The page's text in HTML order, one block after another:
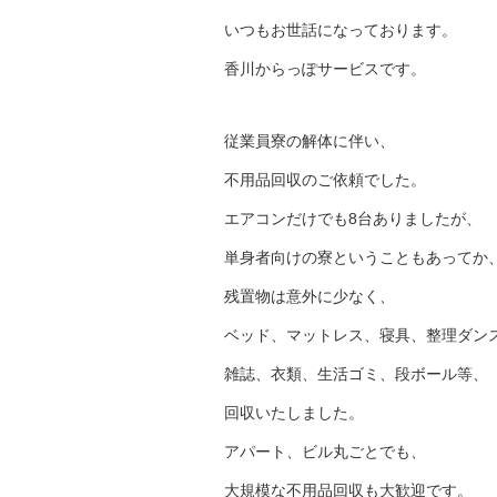
いつもお世話になっております。
香川からっぽサービスです。
従業員寮の解体に伴い、
不用品回収のご依頼でした。
エアコンだけでも8台ありましたが、
単身者向けの寮ということもあってか
残置物は意外に少なく、
ベッド、マットレス、寝具、整理ダン
雑誌、衣類、生活ゴミ、段ボール等、
回収いたしました。
アパート、ビル丸ごとでも、
大規模な不用品回収も大歓迎です。